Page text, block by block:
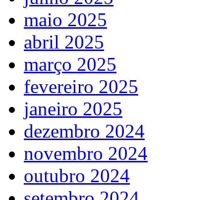
maio 2025
abril 2025
março 2025
fevereiro 2025
janeiro 2025
dezembro 2024
novembro 2024
outubro 2024